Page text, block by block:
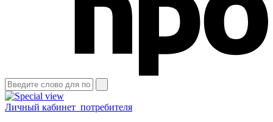
Личный кабинет потребителя